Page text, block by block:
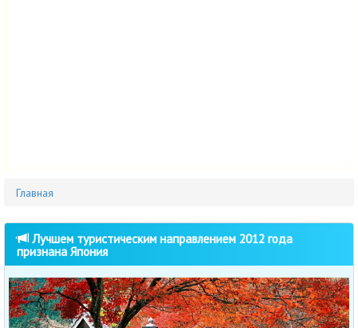
Главная
Лучшем туристическим направлением 2012 года
признана Япония